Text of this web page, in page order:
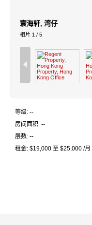
寰海轩, 湾仔
相片 1 / 5
等级: --
房间面积: --
层数: --
租金: $19,000 至 $25,000 /月